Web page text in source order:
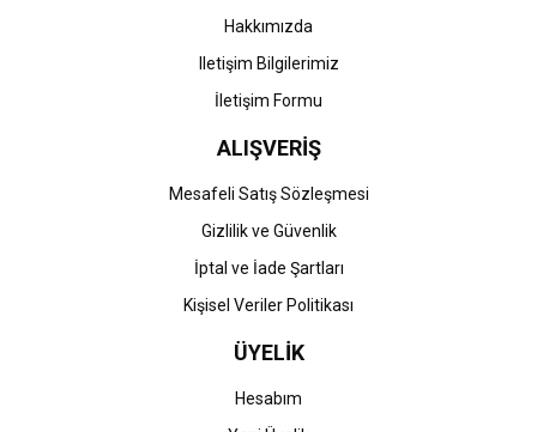
Hakkımızda
Iletişim Bilgilerimiz
İletişim Formu
ALIŞVERİŞ
Mesafeli Satış Sözleşmesi
Gizlilik ve Güvenlik
İptal ve İade Şartları
Kişisel Veriler Politikası
ÜYELİK
Hesabım